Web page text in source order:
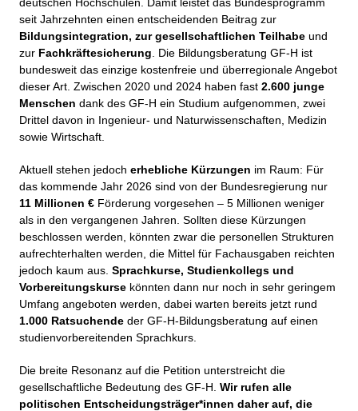
seit Jahrzehnten einen entscheidenden Beitrag zur
Bildungsintegration, zur gesellschaftlichen Teilhabe und
zur Fachkräftesicherung . Die Bildungsberatung GF-H ist
bundesweit das einzige kostenfreie und überregionale Angebot
dieser Art. Zwischen 2020 und 2024 haben fast 2.600 junge
Menschen dank des GF-H ein Studium aufgenommen, zwei
Drittel davon in Ingenieur- und Naturwissenschaften, Medizin
sowie Wirtschaft.
Aktuell stehen jedoch erhebliche Kürzungen im Raum: Für
das kommende Jahr 2026 sind von der Bundesregierung nur
11 Millionen € Förderung vorgesehen – 5 Millionen weniger
als in den vergangenen Jahren. Sollten diese Kürzungen
beschlossen werden, könnten zwar die personellen Strukturen
aufrechterhalten werden, die Mittel für Fachausgaben reichten
jedoch kaum aus. Sprachkurse, Studienkollegs und
Vorbereitungskurse könnten dann nur noch in sehr geringem
Umfang angeboten werden, dabei warten bereits jetzt rund
1.000 Ratsuchende der GF-H-Bildungsberatung auf einen
studienvorbereitenden Sprachkurs.
Die breite Resonanz auf die Petition unterstreicht die
gesellschaftliche Bedeutung des GF-H. Wir rufen alle
politischen Entscheidungsträger*innen daher auf, die